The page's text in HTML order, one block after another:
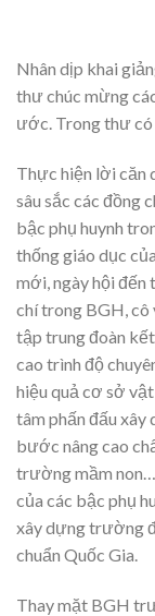
Nhân dịp khai
thư­ chúc mừng
ước. Trong th­ư
Thực hiện lời căn
sâu sắc các đồng
bậc phụ huynh
thống giáo dục
mới, ngày hội đến
chí trong BGH, cô
tập trung đoàn
cao trình độ
hiệu quả cơ sở
tâm phấn đấu
b­ước nâng cao
trư­ờng mầm
của các bậc phụ
xây dựng tr­ường
chuẩn Quốc Gia.
Thay mặt BGH